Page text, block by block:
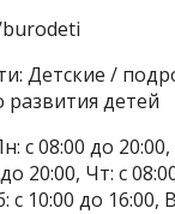
Детские /
детей
с 08:00 до 20:00,
20:00, Чт: с
с 10:00 до 16:00,